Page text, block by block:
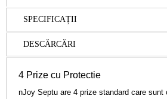
SPECIFICAȚII
DESCĂRCĂRI
4 Prize cu Protectie
nJoy Septu are 4 prize standard care sunt